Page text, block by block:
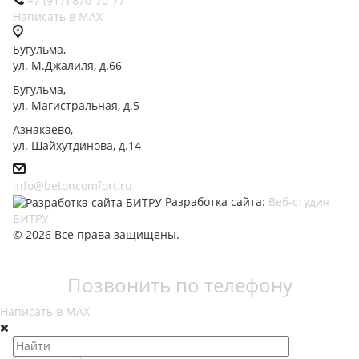
Написать в МАХ
Бугульма,
ул. М.Джалиля, д.66
Бугульма,
ул. Магистральная, д.5
Азнакаево,
ул. Шайхутдинова, д.14
info@betoncomfort.ru
Разработка сайта: Веб-студия
БИТРУ
© 2026 Все права защищены.
Позвонить по телефону
Написать в МАХ